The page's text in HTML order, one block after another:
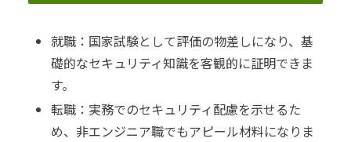
就職：国家試験として評価の物差しになり、基
礎的なセキュリティ知識を客観的に証明できま
す。
転職：実務でのセキュリティ配慮を示せるた
め、非エンジニア職でもアピール材料になりま